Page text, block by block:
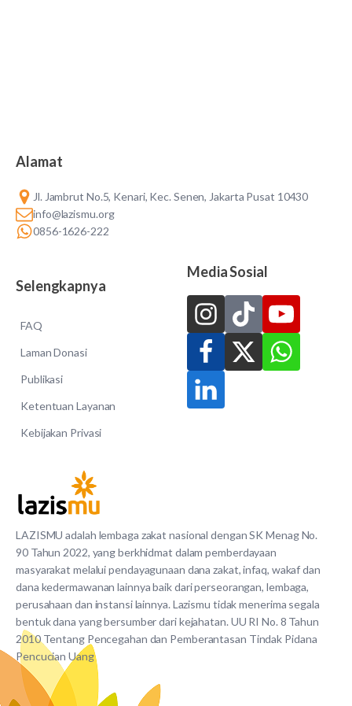
LAZISMU adalah lembaga zakat nasional dengan SK Menag No.
90 Tahun 2022, yang berkhidmat dalam pemberdayaan
masyarakat melalui pendayagunaan dana zakat, infaq, wakaf dan
dana kedermawanan lainnya baik dari perseorangan, lembaga,
perusahaan dan instansi lainnya. Lazismu tidak menerima segala
bentuk dana yang bersumber dari kejahatan. UU RI No. 8 Tahun
2010 Tentang Pencegahan dan Pemberantasan Tindak Pidana
Pencucian Uang
Alamat
Jl. Jambrut No.5, Kenari, Kec. Senen, Jakarta Pusat 10430
info@lazismu.org
0856-1626-222
Selengkapnya
FAQ
Laman Donasi
Publikasi
Ketentuan Layanan
Kebijakan Privasi
Media Sosial